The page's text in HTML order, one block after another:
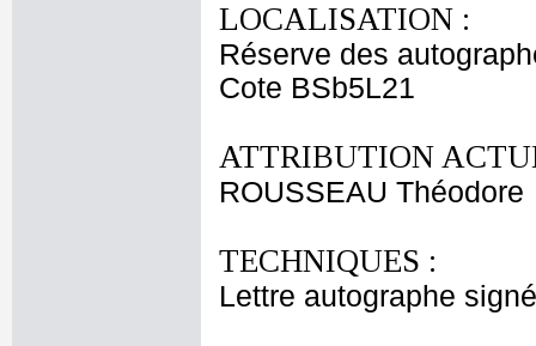
LOCALISATION :
Réserve des
Cote BSb5L21
ATTRIBUTION
ROUSSEAU Théodore
TECHNIQUES :
Lettre autographe